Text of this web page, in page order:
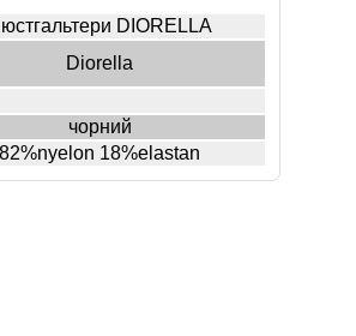
DIORELLA
Diorella
чорний
82%nyelon 18%elastan